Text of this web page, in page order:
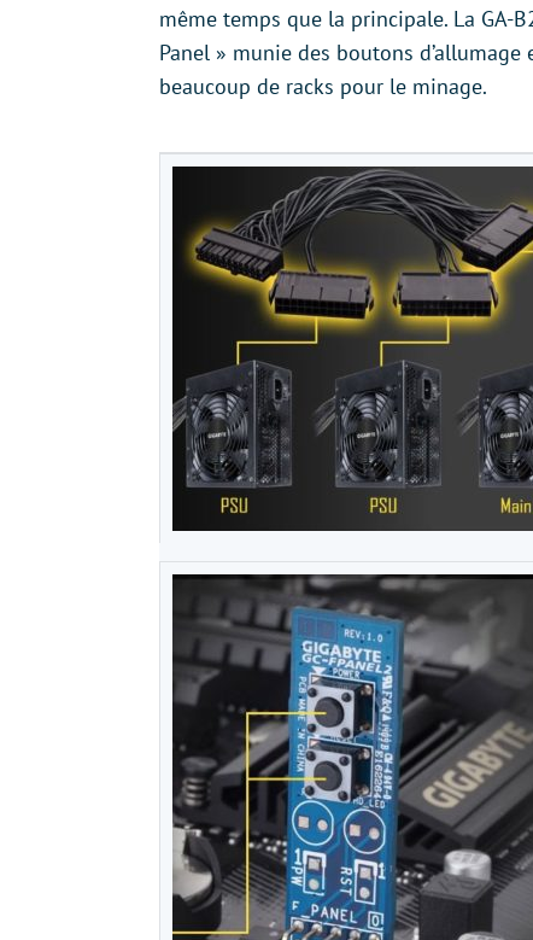
même temps que la principale. La GA-
Panel » munie des boutons
beaucoup de racks pour le minage.